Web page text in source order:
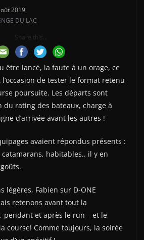
2019
DU LAC
Share this...
être lancé, la faute à un orage, ce
de tester le format retenu
poursuite. Les départs sont
du rating des bateaux, charge à
d’arrivée avant les autres !
avaient répondus présents :
habitables.. il y en
légères, Fabien sur D-ONE
retenons avant tout la
pendant et après le run – et le
course! Comme toujours, la soirée